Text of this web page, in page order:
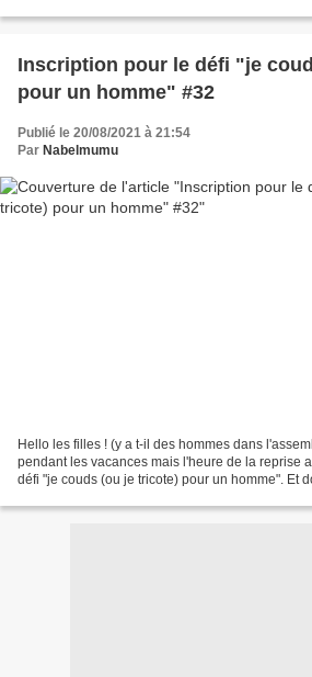
Inscription pour le défi "je
pour un homme" #32
Publié le 20/08/2021 à 21:54
Par Nabelmumu
Hello les filles ! (y a t-il des hommes dans
pendant les vacances mais l'heure de la reprise
défi "je couds (ou je tricote) pour un homme". Et